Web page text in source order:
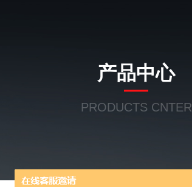
产品中心
PRODUCTS CNTER